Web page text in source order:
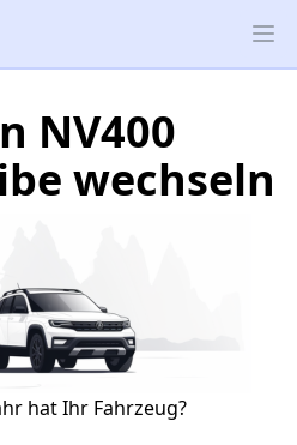
GmbH
NV400
wechseln
hat Ihr Fahrzeug?